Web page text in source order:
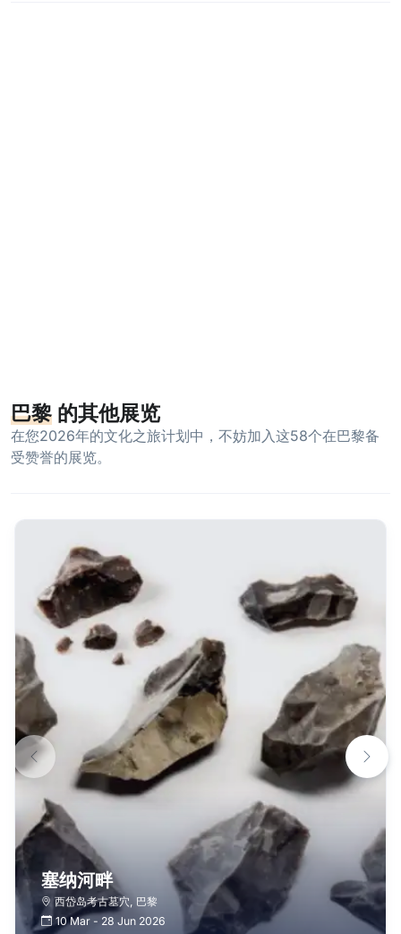
巴黎 的其他展览
在您2026年的文化之旅计划中，不妨加入这58个在巴黎备
受赞誉的展览。
塞纳河畔
西岱岛考古墓穴 巴黎
10 Mar - 28 Jun 2026